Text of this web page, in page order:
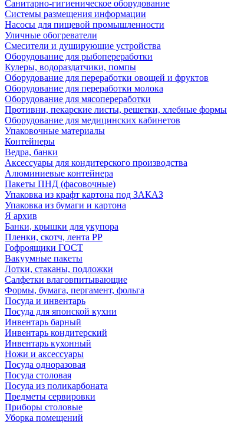
Санитарно-гигиеническое оборудование
Системы размещения информации
Насосы для пищевой промышленности
Уличные обогреватели
Смесители и душирующие устройства
Оборудование для рыбопереработки
Кулеры, водораздатчики, помпы
Оборудование для переработки овощей и фруктов
Оборудование для переработки молока
Оборудование для мясопереработки
Противни, пекарские листы, решетки, хлебные формы
Оборудование для медицинских кабинетов
Упаковочные материалы
Контейнеры
Ведра, банки
Аксессуары для кондитерского производства
Алюминиевые контейнера
Пакеты ПНД (фасовочные)
Упаковка из крафт картона под ЗАКАЗ
Упаковка из бумаги и картона
Я архив
Банки, крышки для укупора
Пленки, скотч, лента РР
Гофроящики ГОСТ
Вакуумные пакеты
Лотки, стаканы, подложки
Салфетки влаговпитывающие
Формы, бумага, пергамент, фольга
Посуда и инвентарь
Посуда для японской кухни
Инвентарь барный
Инвентарь кондитерский
Инвентарь кухонный
Ножи и аксессуары
Посуда одноразовая
Посуда столовая
Посуда из поликарбоната
Предметы сервировки
Приборы столовые
Уборка помещений